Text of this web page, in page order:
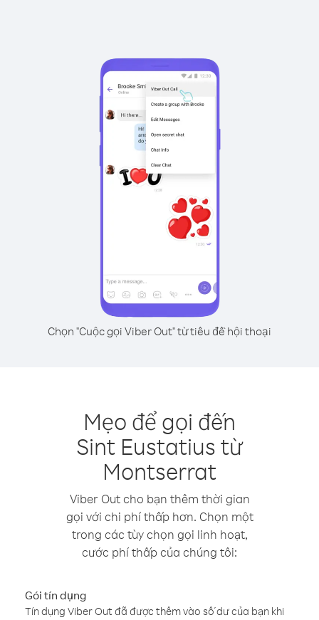
Chọn "Cuộc gọi Viber Out" từ tiêu đề hội thoại
Mẹo để gọi đến
Sint Eustatius từ
Montserrat
Viber Out cho bạn thêm thời gian
gọi với chi phí thấp hơn. Chọn một
trong các tùy chọn gọi linh hoạt,
cước phí thấp của chúng tôi:
Gói tín dụng
Tín dụng Viber Out đã được thêm vào số dư của bạn khi